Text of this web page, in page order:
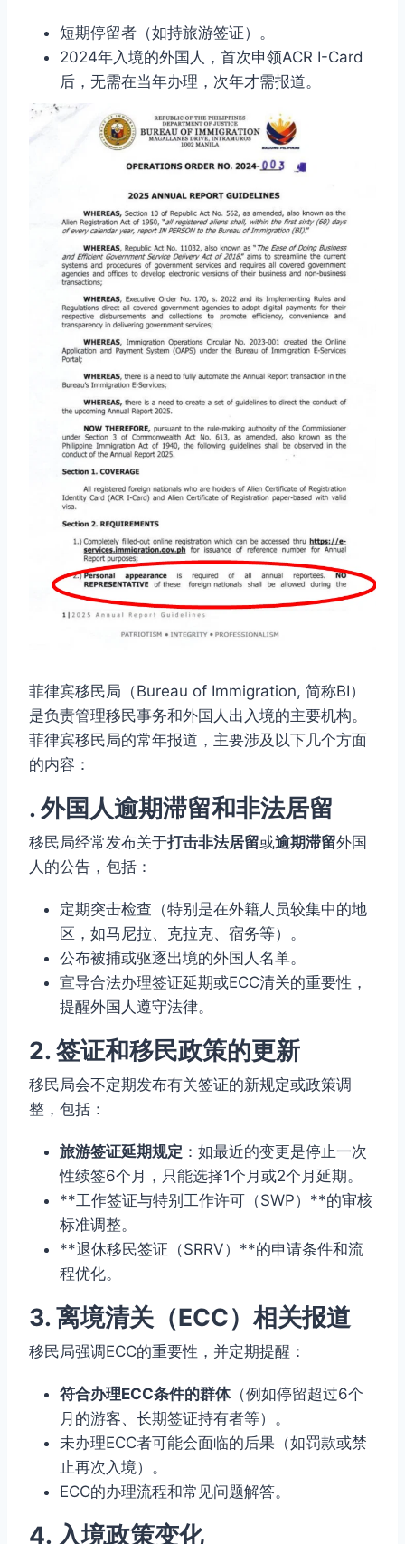
短期停留者（如持旅游签证）。
2024年入境的外国人，首次申领ACR I-Card
后，无需在当年办理，次年才需报道。
菲律宾移民局（Bureau of Immigration, 简称BI）
是负责管理移民事务和外国人出入境的主要机构。
菲律宾移民局的常年报道，主要涉及以下几个方面
的内容：
. 外国人逾期滞留和非法居留
移民局经常发布关于打击非法居留或逾期滞留外国
人的公告，包括：
定期突击检查（特别是在外籍人员较集中的地
区，如马尼拉、克拉克、宿务等）。
公布被捕或驱逐出境的外国人名单。
宣导合法办理签证延期或ECC清关的重要性，
提醒外国人遵守法律。
2. 签证和移民政策的更新
移民局会不定期发布有关签证的新规定或政策调
整，包括：
旅游签证延期规定 ：如最近的变更是停止一次
性续签6个月，只能选择1个月或2个月延期。
**工作签证与特别工作许可（SWP）**的审核
标准调整。
**退休移民签证（SRRV）**的申请条件和流
程优化。
3. 离境清关（ECC）相关报道
移民局强调ECC的重要性，并定期提醒：
符合办理ECC条件的群体（例如停留超过6个
月的游客、长期签证持有者等）。
未办理ECC者可能会面临的后果（如罚款或禁
止再次入境）。
ECC的办理流程和常见问题解答。
4. 入境政策变化